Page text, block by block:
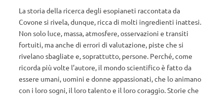
La storia della ricerca degli esopianeti raccontata da
Covone si rivela, dunque, ricca di molti ingredienti inattesi.
Non solo luce, massa, atmosfere, osservazioni e transiti
fortuiti, ma anche di errori di valutazione, piste che si
rivelano sbagliate e, soprattutto, persone. Perché, come
ricorda più volte l’autore, il mondo scientifico è fatto da
essere umani, uomini e donne appassionati, che lo animano
con i loro sogni, il loro talento e il loro coraggio. Storie che